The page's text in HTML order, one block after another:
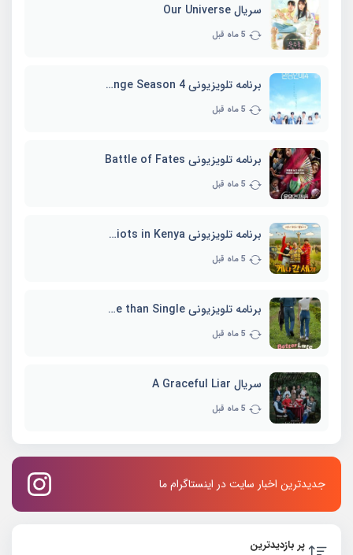
سریال Our Universe
5 ماه قبل
برنامه تلویزیونی EXchange Season 4
5 ماه قبل
برنامه تلویزیونی Battle of Fates
5 ماه قبل
برنامه تلویزیونی Three Idiots in Kenya
5 ماه قبل
برنامه تلویزیونی Better Late than Single
5 ماه قبل
سریال A Graceful Liar
5 ماه قبل
جدیدترین اخبار سایت در اینستاگرام ما
پر بازدیدترین